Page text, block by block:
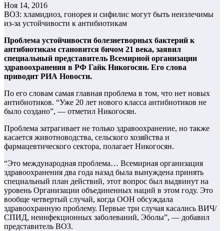
Ноя 14, 2016
ВОЗ: хламидиоз, гонорея и сифилис могут быть неизлечимы
из-за устойчивости к антибиотикам
Проблема устойчивости болезнетворных бактерий к
антибиотикам становится бичом 21 века, заявил
специальный представитель Всемирной организации
здравоохранения в РФ Гайк Никогосян. Его слова
приводит РИА Новости.
По его словам самая главная проблема в том, что нет новых
антибиотиков. “Уже 20 лет нового класса антибиотиков не
было создано”, — отметил Никогосян.
Проблема затрагивает не только здравоохранение, но также
касается животноводства, сельского хозяйства и
фармацевтического сектора, полагает Никогосян.
“Это международная проблема… Всемирная организация
здравоохранения два года назад была вынуждена принять
специальный план действий, этот вопрос был выдвинут на
уровень Организации объединенных наций в этом году. Это
вообще четвертый случай, когда ООН обсуждала
здравоохранную проблему. Первые три случая касались ВИЧ/
СПИД, неинфекционных заболеваний, Эболы”, — добавил
представитель ВОЗ.